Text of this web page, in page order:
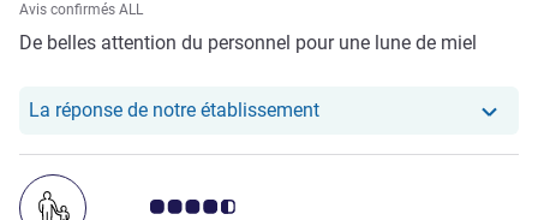
Avis confirmés ALL
De belles attention du personnel pour une lune de miel
La réponse de notre établissementNotre hôtel a repondu au
Note Avis clients 4.5/5